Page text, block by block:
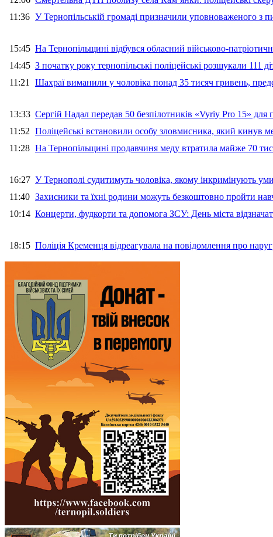
11:36 У Тернопільській громаді призначили уповноваженого з
15:45 На Тернопільщині відбувся обласний військово-
14:45 З початку року тернопільські поліцейські розшукали 111
11:21 Шахраї виманили у чоловіка понад 35 тисяч гривень,
13:33 Сергій Надал передав 50 безпілотників «Vyriy Pro 15» для
11:52 Поліцейські встановили особу зловмисника, який кинув
11:28 На Тернопільщині продавчиня меду втратила майже 70
16:27 У Тернополі судитимуть чоловіка, якому інкримінують
11:40 Захисники та їхні родини можуть безкоштовно пройти
10:14 Концерти, фудкорти та допомога ЗСУ: День міста
18:15 Поліція Кременця відреагувала на повідомлення про